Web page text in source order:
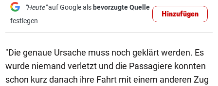
"Heute"auf Google als bevorzugte Quelle
festlegen
Hinzufügen
"Die genaue Ursache muss noch geklärt werden. Es
wurde niemand verletzt und die Passagiere konnten
schon kurz danach ihre Fahrt mit einem anderen Zug